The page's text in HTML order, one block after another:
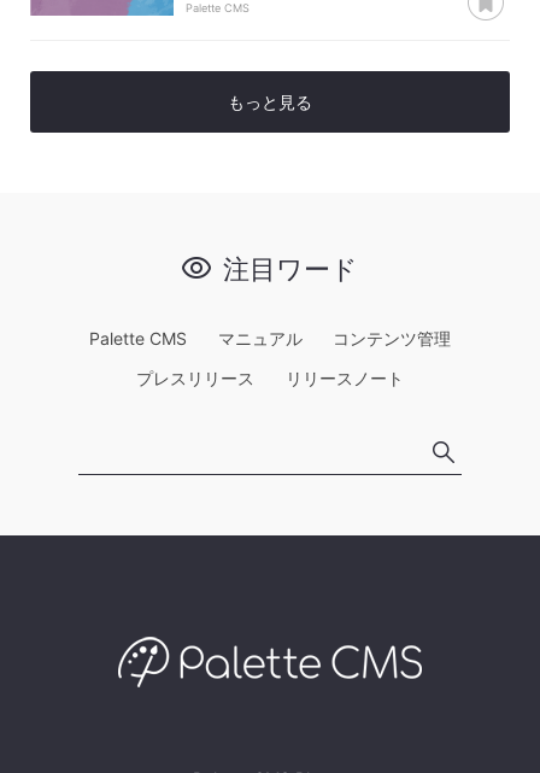
Palette CMS
もっと見る
注目ワード
Palette CMS マニュアル
コンテンツ管理
プレスリリース
リリースノート